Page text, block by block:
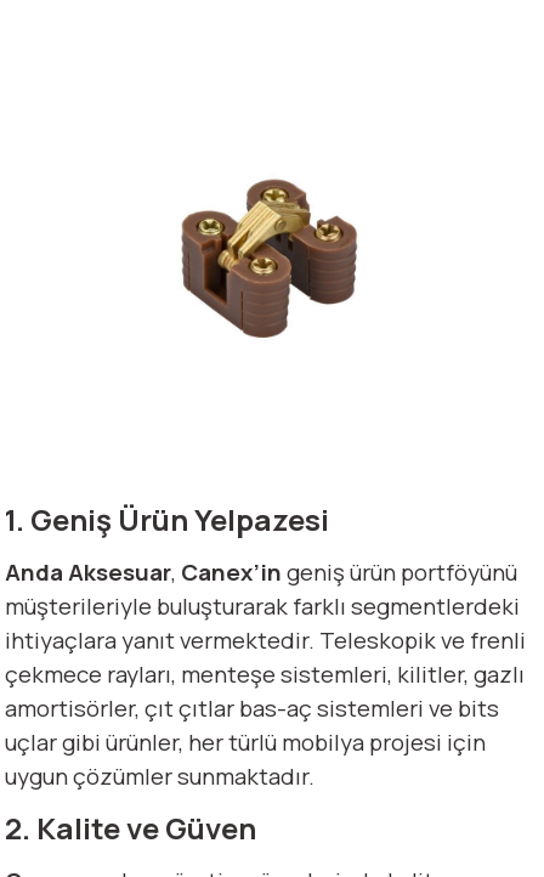
1. Geniş Ürün Yelpazesi
Anda Aksesuar, Canex’ingeniş ürün portföyünü
müşterileriyle buluşturarak farklı segmentlerdeki
ihtiyaçlara yanıt vermektedir. Teleskopik ve frenli
çekmece rayları, menteşe sistemleri, kilitler, gazlı
amortisörler, çıt çıtlar bas-aç sistemleri ve bits
uçlar gibi ürünler, her türlü mobilya projesi için
uygun çözümler sunmaktadır.
2. Kalite ve Güven